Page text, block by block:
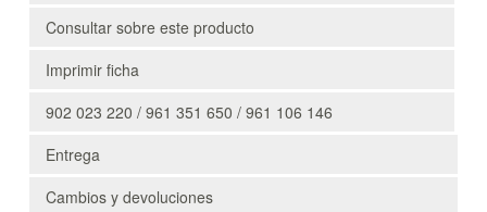
Consultar sobre este producto
Imprimir ficha
902 023 220 / 961 351 650 / 961 106 146
Entrega
Cambios y devoluciones